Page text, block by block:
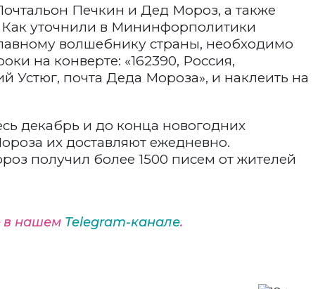
Печкин и Дед Мороз, а также
Как уточнили в Мининфорполитики
волшебнику страны, необходимо
на конверте: «162390, Россия,
Устюг, почта Деда Мороза», и наклеить на
декабрь и до конца новогодних
их доставляют ежедневно.
получил более 1500 писем от жителей
в нашем Telegram-канале.